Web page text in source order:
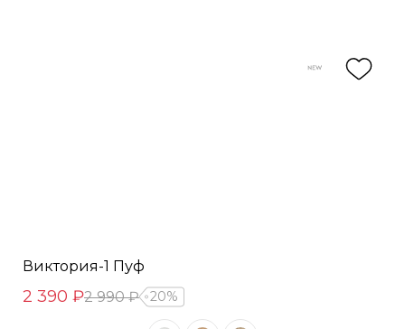
Виктория-1 Пуф
2 390 ₽2 990 ₽ 20%